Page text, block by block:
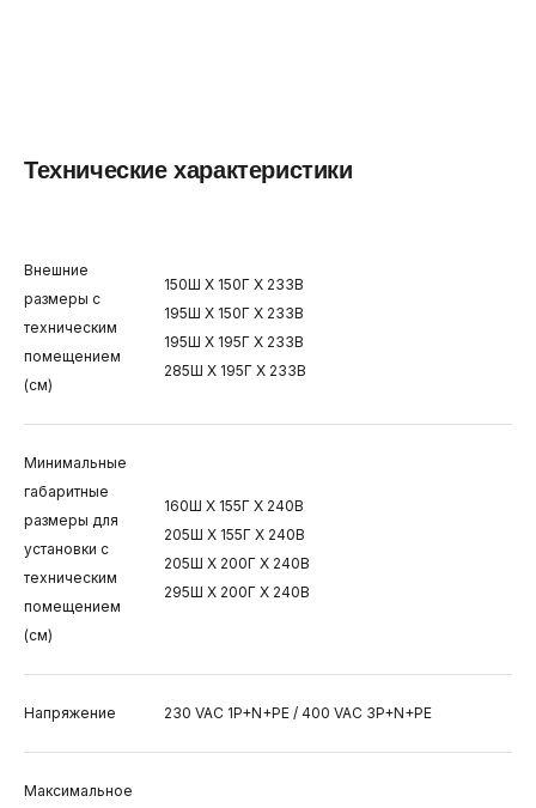
Технические характеристики
Внешние
размеры с
техническим
помещением
(см)
150Ш X 150Г X 233В
195Ш X 150Г X 233В
195Ш X 195Г X 233В
285Ш X 195Г X 233В
Минимальные
габаритные
размеры для
установки с
техническим
помещением
(см)
160Ш X 155Г X 240В
205Ш X 155Г X 240В
205Ш X 200Г X 240В
295Ш X 200Г X 240В
Напряжение 230 VAC 1P+N+PE / 400 VAC 3P+N+PE
Максимальное